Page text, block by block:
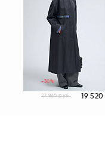
-30%
27 890руб. 19 520